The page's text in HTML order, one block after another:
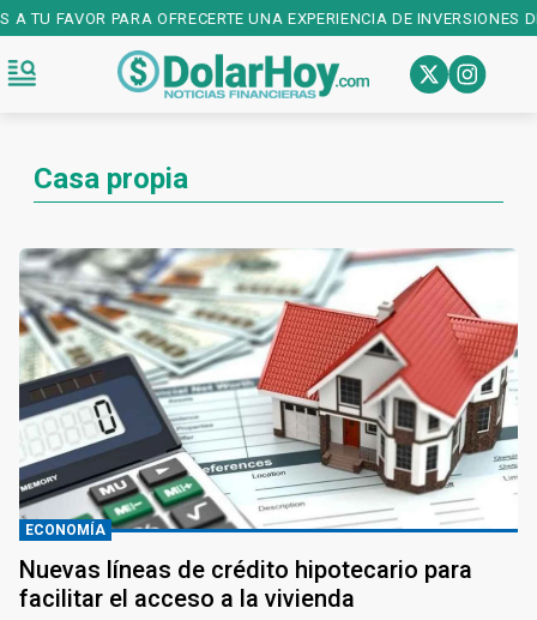
FAVOR PARA OFRECERTE UNA EXPERIENCIA DE INVERSIONES
Casa propia
ECONOMÍA
Nuevas líneas de crédito hipotecario para
facilitar el acceso a la vivienda